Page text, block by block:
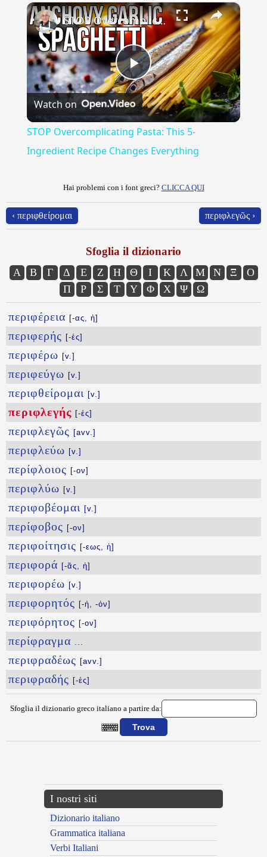
Play Unmute Fullscreen ×
Play
Video
STOP Overcomplicating Pasta: This 5-Ingredient Recipe Changes Everything
Watch on
STOP Overcomplicating Pasta: This 5-
Ingredient Recipe Changes Everything
Hai problemi con i font greci? CLICCA QUI
‹ περιφθείρομαι περιφλεγῶς ›
Sfoglia il dizionario
Α Β Γ Δ Ε Ζ Η Θ Ι Κ Λ Μ Ν Ξ
Ο
Π
Ρ Σ Τ Υ Φ Χ Ψ Ω
περιφέρεια [-ας, ἡ]
περιφερής [-ές]
περιφέρω [v.]
περιφεύγω [v.]
περιφθείρομαι [v.]
περιφλεγής [-ές]
περιφλεγῶς [avv.]
περιφλεύω [v.]
περίφλοιος [-ον]
περιφλύω [v.]
περιφοβέομαι [v.]
περίφοβος [-ον]
περιφοίτησις [-εως, ἡ]
περιφορά [-ᾶς, ἡ]
περιφορέω [v.]
περιφορητός [-ή, -όν]
περιφόρητος [-ον]
περίφραγμα ...
περιφραδέως [avv.]
περιφραδής [-ές]
Sfoglia il dizionario greco italiano a partire da:
I nostri siti
Dizionario italiano
Grammatica italiana
Verbi Italiani